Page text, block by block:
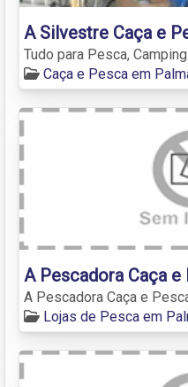
A Silvestre Caça e
Tudo para Pesca,
Caça e Pesca em
A Pescadora Caça e
A Pescadora Caça e
Lojas de Pesca em